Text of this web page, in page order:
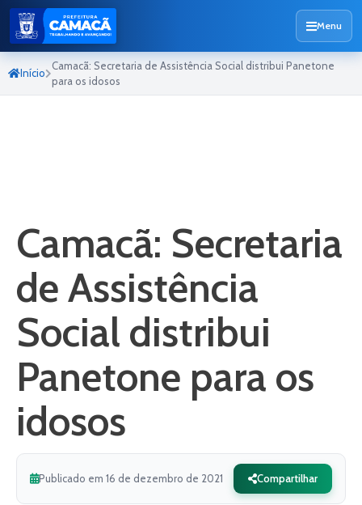
Menu
Início
Camacã: Secretaria de Assistência Social distribui Panetone
para os idosos
Camacã: Secretaria
de Assistência
Social distribui
Panetone para os
idosos
Publicado em 16 de dezembro de 2021 Compartilhar